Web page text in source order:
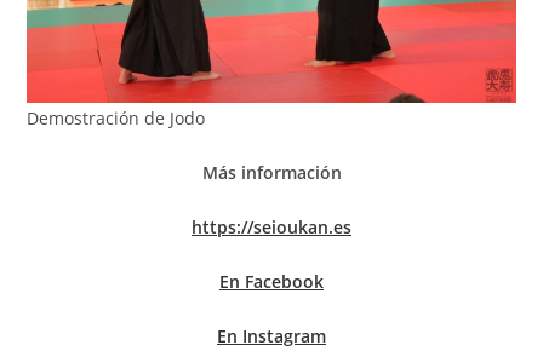
Demostración de Jodo
Más información
https://seioukan.es
En Facebook
En Instagram